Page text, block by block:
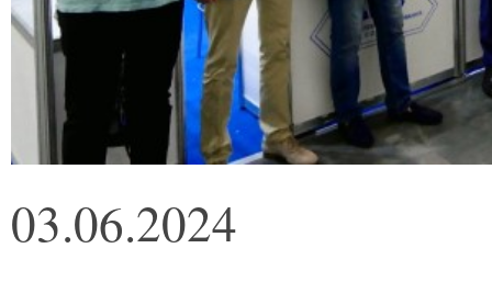
03.06.2024